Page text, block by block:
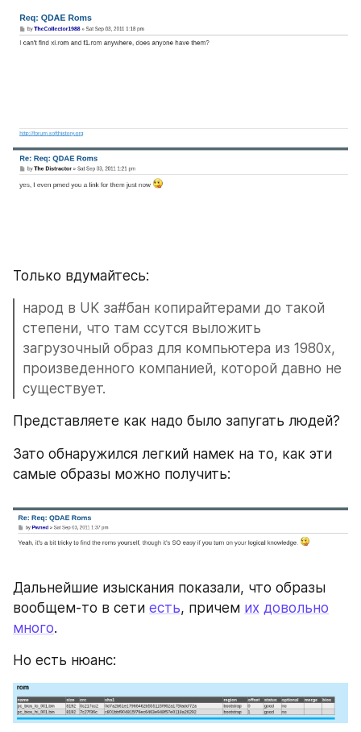
Только вдумайтесь:
народ в UK за#бан копирайтерами до такой
степени, что там ссутся выложить
загрузочный образ для компьютера из 1980х,
произведенного компанией, которой давно не
существует.
Представляете как надо было запугать людей?
Зато обнаружился легкий намек на то, как эти
самые образы можно получить:
Дальнейшие изыскания показали, что образы
вообщем-то в сети есть, причем их довольно
много.
Но есть нюанс: